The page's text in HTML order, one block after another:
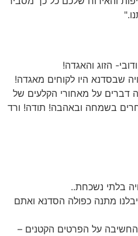
הזוג והאגדה!
שבסדנא היו לקוחים מאגדה!
דברים על מאחורי הקלעים של
בשמחה ובאהבה! תודה! ורד
בלתי נשכחת..
מתנה כפולה הסדנא ואתם
החשיבה על הפרטים הקטנים –